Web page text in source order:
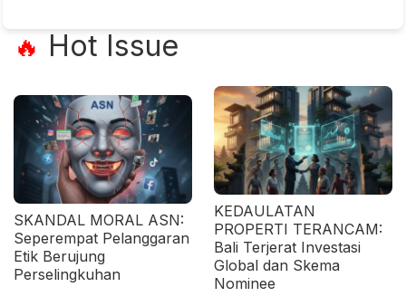
🔥 Hot Issue
SKANDAL MORAL ASN:
Seperempat Pelanggaran
Etik Berujung
Perselingkuhan
KEDAULATAN
PROPERTI TERANCAM:
Bali Terjerat Investasi
Global dan Skema
Nominee